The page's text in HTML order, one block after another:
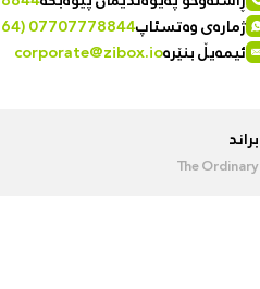
ژمارەی وەتسئاپ07707778844
ئیمەیڵ بنێرەcorporate@zibox.io
براند
The Ordinary